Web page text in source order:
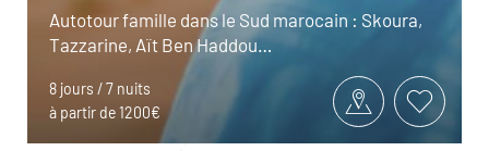
Autotour famille dans le Sud marocain : Skoura,
Tazzarine, Aït Ben Haddou…
8 jours / 7 nuits
à partir de 1200€